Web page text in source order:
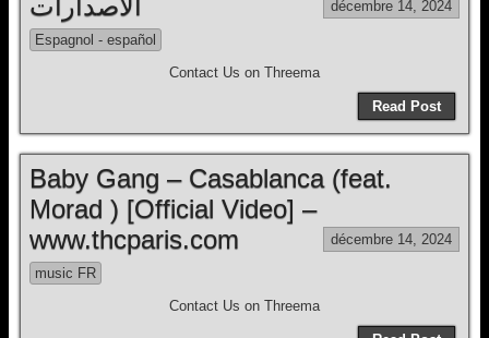
الاصدارات
décembre 14, 2024
Espagnol - español
Contact Us on Threema
Read Post
Baby Gang – Casablanca (feat.
Morad ) [Official Video] –
www.thcparis.com
décembre 14, 2024
music FR
Contact Us on Threema